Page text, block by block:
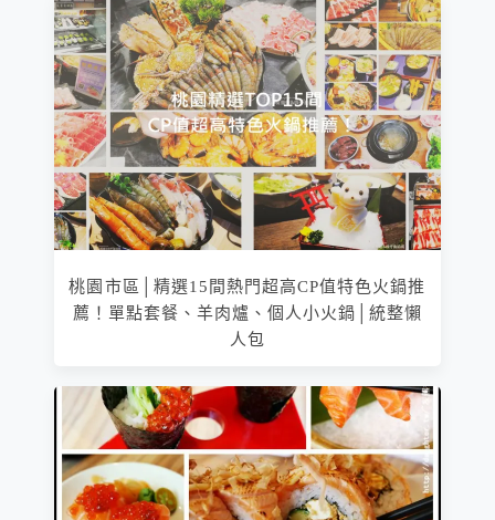
桃園市區│精選15間熱門超高CP值特色火鍋推
薦！單點套餐、羊肉爐、個人小火鍋│統整懶
人包